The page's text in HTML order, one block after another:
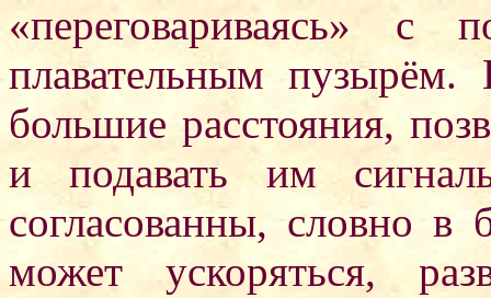
«переговариваясь» с
плавательным
большие расстояния,
и подавать им
согласованны, словно в
может ускоряться,